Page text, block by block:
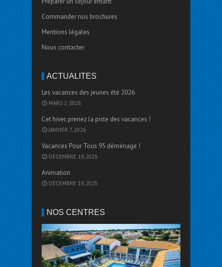
Commander nos brochures
Mentions légales
Nous contacter
ACTUALITÉS
Les vacances des jeunes été 2026
MARS 2, 2026
Cet hiver, prenez la piste des vacances !
JANVIER 7, 2026
Vacances Pour Tous 95 déménage !
DÉCEMBRE 19, 2025
Animation
DÉCEMBRE 19, 2025
NOS CENTRES